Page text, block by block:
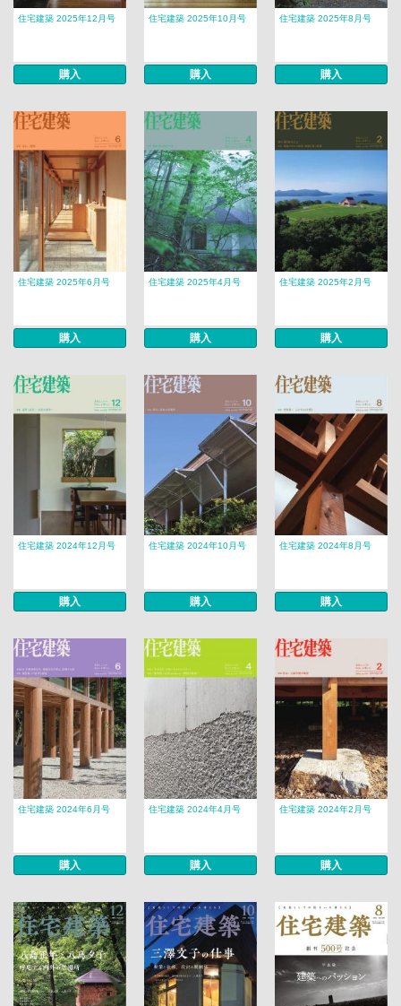
住宅建築 2025年12月号
購入
住宅建築 2025年10月号
購入
住宅建築 2025年8月号
購入
住宅建築 2025年6月号
購入
住宅建築 2025年4月号
購入
住宅建築 2025年2月号
購入
住宅建築 2024年12月号
購入
住宅建築 2024年10月号
購入
住宅建築 2024年8月号
購入
住宅建築 2024年6月号
購入
住宅建築 2024年4月号
購入
住宅建築 2024年2月号
購入